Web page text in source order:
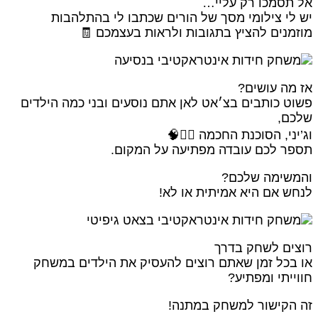
תסמכו רק עליי…
לי צילומי מסך של הורים שכתבו לי בהתלהבות
להציץ בתגובות ולראות בעצמכם 🧾
מה עושים?
כותבים בצ׳אט לאן אתם נוסעים ובני כמה הילדים
הסוכנת החכמה 🧞‍♀️🧠
לכם עובדה מפתיעה על המקום.
שלכם?
אם היא אמיתית או לא!
לשחק בדרך
בכל זמן שאתם רוצים להעסיק את הילדים במשחק
ומפתיע?
הקישור למשחק במתנה!